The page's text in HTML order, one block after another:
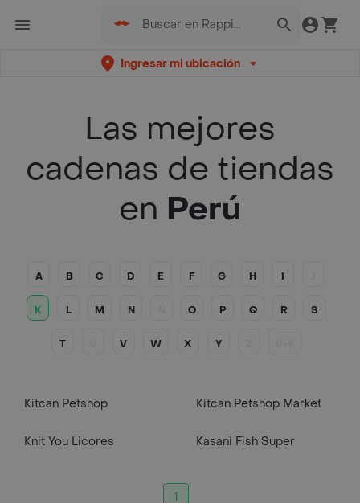
Ingresar mi ubicación
Las mejores
cadenas de tiendas
en Perú
A B C D E F G H I
K L M N O P Q R S
T V W X Y
Kitcan Petshop Kitcan Petshop Market
Knit You Licores Kasani Fish Super
1